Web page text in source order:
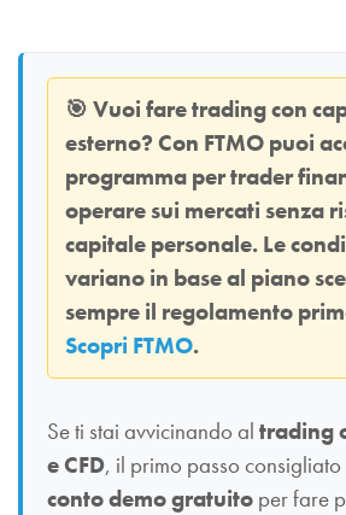
🎯 Vuoi fare trading con
esterno? Con FTMO puoi
programma per trader
operare sui mercati senza
capitale personale. Le
variano in base al piano
sempre il regolamento
Scopri FTMO.
Se ti stai avvicinando al trading
e CFD, il primo passo
conto demo gratuito per fare